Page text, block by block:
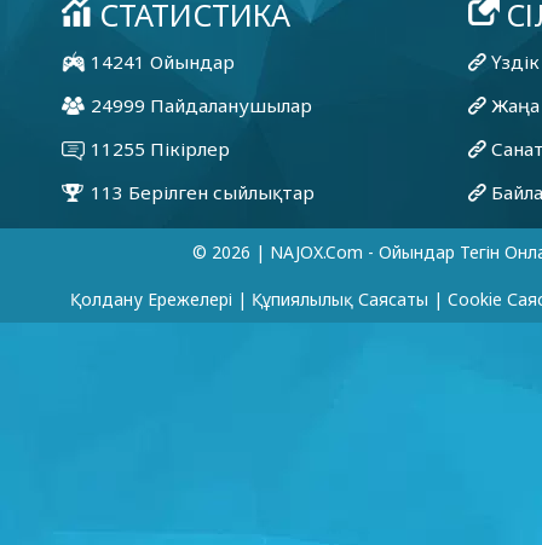
© 2026 | NAJOX.com - Ойындар Тегін
Қолдану Ережелері | Құпиялылық Саясаты | Cookie